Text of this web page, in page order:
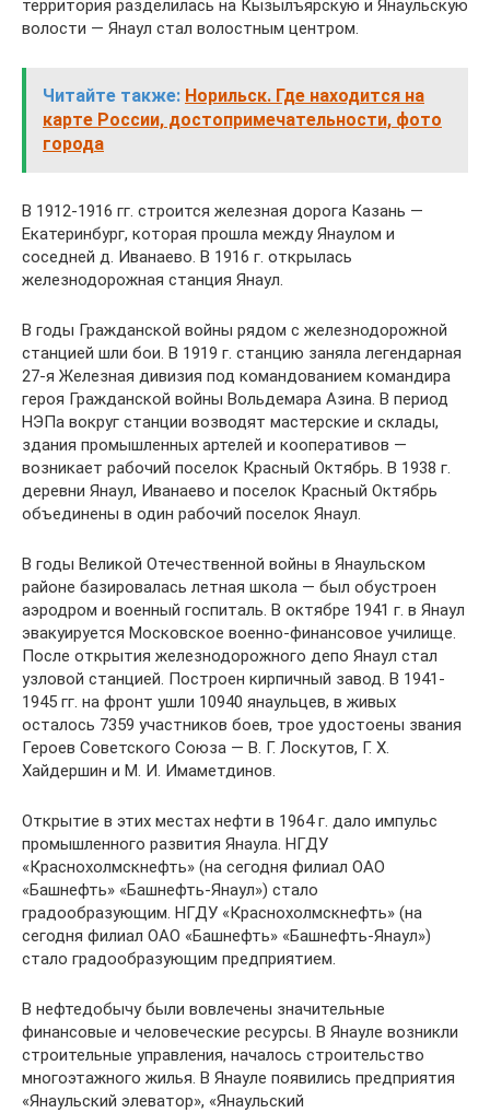
территория разделилась на Кызылъярскую и Янаульскую
волости — Янаул стал волостным центром.
Читайте также: Норильск. Где находится на
карте России, достопримечательности, фото
города
В 1912-1916 гг. строится железная дорога Казань —
Екатеринбург, которая прошла между Янаулом и
соседней д. Иванаево. В 1916 г. открылась
железнодорожная станция Янаул.
В годы Гражданской войны рядом с железнодорожной
станцией шли бои. В 1919 г. станцию заняла легендарная
27-я Железная дивизия под командованием командира
героя Гражданской войны Вольдемара Азина. В период
НЭПа вокруг станции возводят мастерские и склады,
здания промышленных артелей и кооперативов —
возникает рабочий поселок Красный Октябрь. В 1938 г.
деревни Янаул, Иванаево и поселок Красный Октябрь
объединены в один рабочий поселок Янаул.
В годы Великой Отечественной войны в Янаульском
районе базировалась летная школа — был обустроен
аэродром и военный госпиталь. В октябре 1941 г. в Янаул
эвакуируется Московское военно-финансовое училище.
После открытия железнодорожного депо Янаул стал
узловой станцией. Построен кирпичный завод. В 1941-
1945 гг. на фронт ушли 10940 янаульцев, в живых
осталось 7359 участников боев, трое удостоены звания
Героев Советского Союза — В. Г. Лоскутов, Г. Х.
Хайдершин и М. И. Имаметдинов.
Открытие в этих местах нефти в 1964 г. дало импульс
промышленного развития Янаула. НГДУ
«Краснохолмскнефть» (на сегодня филиал ОАО
«Башнефть» «Башнефть-Янаул») стало
градообразующим. НГДУ «Краснохолмскнефть» (на
сегодня филиал ОАО «Башнефть» «Башнефть-Янаул»)
стало градообразующим предприятием.
В нефтедобычу были вовлечены значительные
финансовые и человеческие ресурсы. В Янауле возникли
строительные управления, началось строительство
многоэтажного жилья. В Янауле появились предприятия
«Янаульский элеватор», «Янаульский